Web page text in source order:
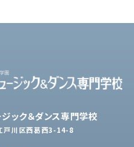
ック＆ダンス専門学校
戸川区西葛西3-14-8